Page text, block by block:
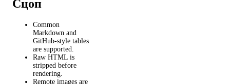
Сцоп
Common
Markdown and
GitHub-style tables
are supported.
Raw HTML is
stripped before
rendering.
Remote images are